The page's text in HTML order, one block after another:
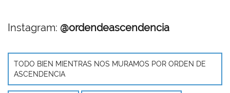
Instagram: @ordendeascendencia
TODO BIEN MIENTRAS NOS MURAMOS POR ORDEN DE
ASCENDENCIA